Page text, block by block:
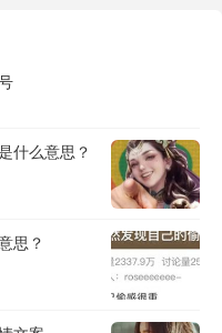
什么意思？
思？